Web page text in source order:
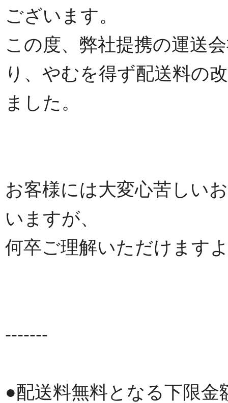
ございます。
この度、弊社提携の運送
り、やむを得ず配送料の
ました。
お客様には大変心苦しい
いますが、
何卒ご理解いただけます
-------
●配送料無料となる下限金